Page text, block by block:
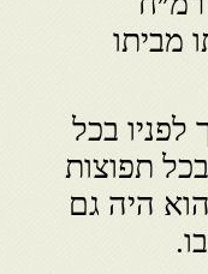
מביתו
לפניו בכל
תפוצות
היה גם